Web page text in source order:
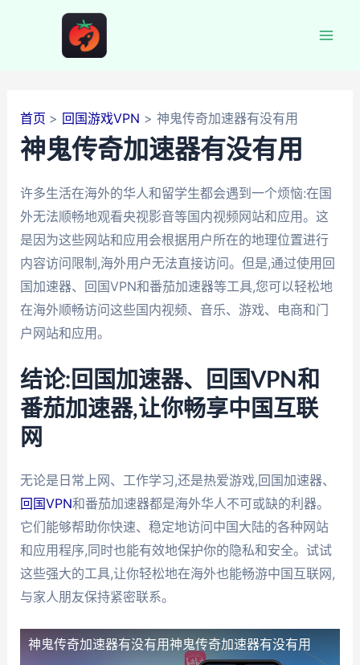
首页 回国游戏VPN 神鬼传奇加速器有没有用
神鬼传奇加速器有没有用
许多生活在海外的华人和留学生都会遇到一个烦恼:在国
外无法顺畅地观看央视影音等国内视频网站和应用。这
是因为这些网站和应用会根据用户所在的地理位置进行
内容访问限制,海外用户无法直接访问。但是,通过使用回
国加速器、回国VPN和番茄加速器等工具,您可以轻松地
在海外顺畅访问这些国内视频、音乐、游戏、电商和门
户网站和应用。
结论:回国加速器、回国VPN和
番茄加速器,让你畅享中国互联
网
无论是日常上网、工作学习,还是热爱游戏,回国加速器、
回国VPN和番茄加速器都是海外华人不可或缺的利器。
它们能够帮助你快速、稳定地访问中国大陆的各种网站
和应用程序,同时也能有效地保护你的隐私和安全。试试
这些强大的工具,让你轻松地在海外也能畅游中国互联网,
与家人朋友保持紧密联系。
神鬼传奇加速器有没有用神鬼传奇加速器有没有用